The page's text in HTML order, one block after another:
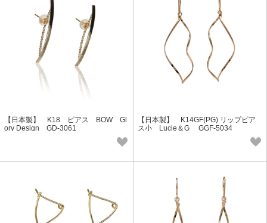
【日本製】 K18 ピアス BOW Gl
ory Design GD-3061
【日本製】 K14GF(PG) リップピア
ス小 Lucie＆G GGF-5034